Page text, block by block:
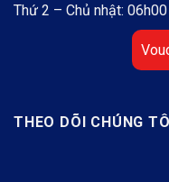
Thứ 2 – Chủ nhật:
THEO DÕI CHÚNG